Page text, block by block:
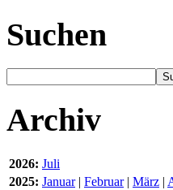
Suchen
Archiv
2026: Juli
2025: Januar| Februar| März |